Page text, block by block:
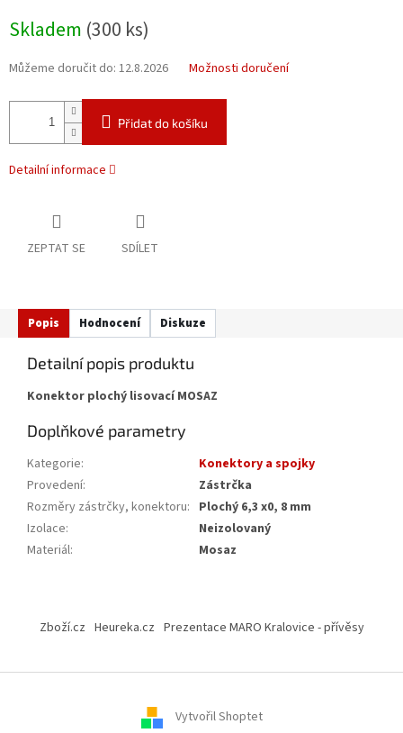
cena:
Skladem (300 ks)
Můžeme doručit do: 12.8.2026 Možnosti doručení
Přidat do košíku
Detailní informace
ZEPTAT SE SDÍLET
Popis Hodnocení Diskuze
Detailní popis produktu
Konektor plochý lisovací MOSAZ
Doplňkové parametry
Kategorie:
Konektory a spojky
Provedení:
Zástrčka
Rozměry zástrčky, konektoru: Plochý 6,3 x0, 8 mm
Izolace:
Neizolovaný
Materiál: Mosaz
Zboží.cz Heureka.cz Prezentace MARO Kralovice - přívěsy
Vytvořil Shoptet